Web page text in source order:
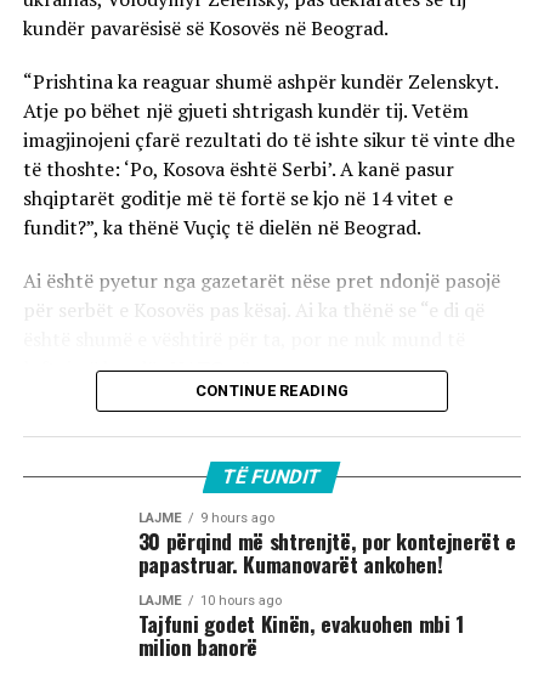
kundër pavarësisë së Kosovës në Beograd.
“Prishtina ka reaguar shumë ashpër kundër Zelenskyt.
Atje po bëhet një gjueti shtrigash kundër tij. Vetëm
imagjinojeni çfarë rezultati do të ishte sikur të vinte dhe
të thoshte: ‘Po, Kosova është Serbi’. A kanë pasur
shqiptarët goditje më të fortë se kjo në 14 vitet e
fundit?”, ka thënë Vuçiç të dielën në Beograd.
Ai është pyetur nga gazetarët nëse pret ndonjë pasojë
për serbët e Kosovës pas kësaj. Ai ka thënë se “e di që
luftojmë kundër NATO-s”.
CONTINUE READING
TË FUNDIT
LAJME 9 hours ago
30 përqind më shtrenjtë, por kontejnerët e
papastruar. Kumanovarët ankohen!
LAJME 10 hours ago
Tajfuni godet Kinën, evakuohen mbi 1
milion banorë